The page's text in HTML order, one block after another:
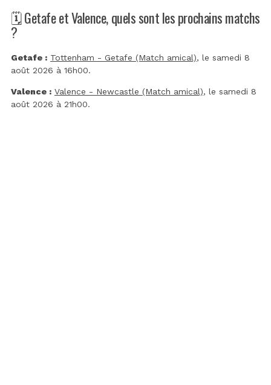
🗓️ Getafe et Valence, quels sont les prochains matchs
?
Getafe : Tottenham - Getafe (Match amical), le samedi 8
août 2026 à 16h00.
Valence : Valence - Newcastle (Match amical), le samedi 8
août 2026 à 21h00.